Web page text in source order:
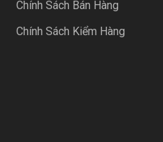
Chính Sách Bán Hàng
Chính Sách Kiểm Hàng